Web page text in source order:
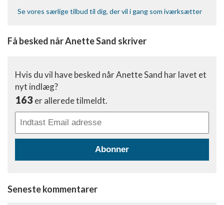
Se vores særlige tilbud til dig, der vil i gang som iværksætter
Få besked når Anette Sand skriver
Hvis du vil have besked når Anette Sand har lavet et
nyt indlæg?
163er allerede tilmeldt.
Abonner
Seneste kommentarer